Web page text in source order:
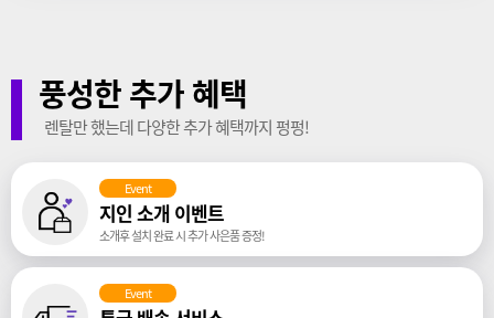
풍성한 추가 혜택
렌탈만 했는데 다양한 추가 혜택까지 펑펑!
Event
지인 소개 이벤트
소개후 설치 완료 시 추가 사은품 증정!
Event